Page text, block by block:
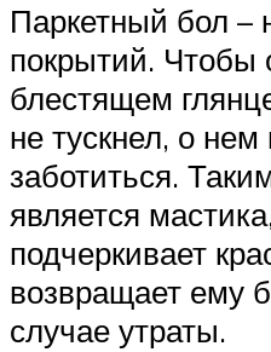
Паркетный бол –
покрытий. Чтобы
блестящем
не тускнел, о
заботиться.
является
подчеркивает
возвращает ему
случае утраты.